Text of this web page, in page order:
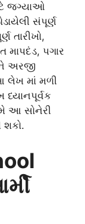
જગ્યાઓ
સંપૂર્ણ
તારીખો,
માપદંડ, પગાર
અરજી
લેખ માં મળી
આ સોનેરી
શકો.